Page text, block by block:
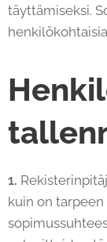
täyttämiseksi.
1.
kuin on tarpeen